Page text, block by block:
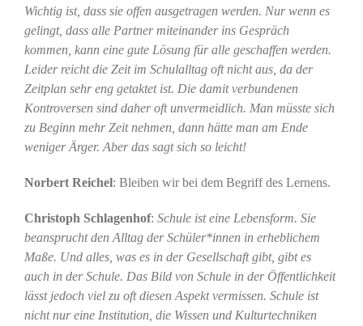
Wichtig ist, dass sie offen ausgetragen werden. Nur wenn es
gelingt, dass alle Partner miteinander ins Gespräch
kommen, kann eine gute Lösung für alle geschaffen werden.
Leider reicht die Zeit im Schulalltag oft nicht aus, da der
Zeitplan sehr eng getaktet ist. Die damit verbundenen
Kontroversen sind daher oft unvermeidlich. Man müsste sich
zu Beginn mehr Zeit nehmen, dann hätte man am Ende
weniger Ärger. Aber das sagt sich so leicht!
Norbert Reichel: Bleiben wir bei dem Begriff des Lernens.
Christoph Schlagenhof: Schule ist eine Lebensform. Sie
beansprucht den Alltag der Schüler*innen in erheblichem
Maße. Und alles, was es in der Gesellschaft gibt, gibt es
auch in der Schule. Das Bild von Schule in der Öffentlichkeit
lässt jedoch viel zu oft diesen Aspekt vermissen. Schule ist
nicht nur eine Institution, die Wissen und Kulturtechniken